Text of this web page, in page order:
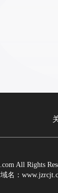
All Rights
名：